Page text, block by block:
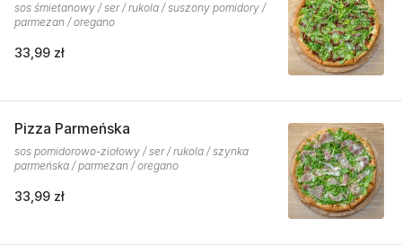
sos śmietanowy / ser / rukola / suszony pomidory /
parmezan / oregano
33,99 zł
Pizza Parmeńska
sos pomidorowo-ziołowy / ser / rukola / szynka
parmeńska / parmezan / oregano
33,99 zł